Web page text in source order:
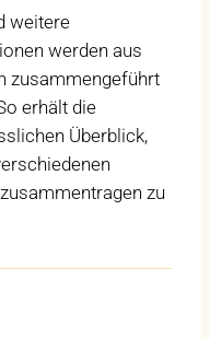
weitere
werden aus
zusammengeführt
erhält die
Überblick,
zu